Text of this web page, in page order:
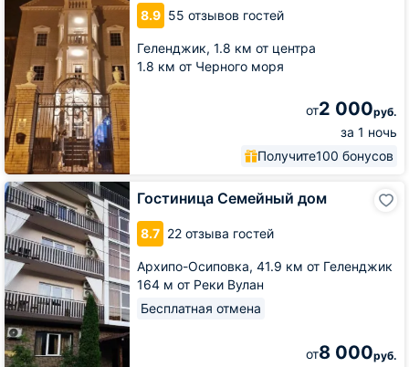
8.9 55 отзывов гостей
Геленджик, 1.8 км от центра
1.8 км от Черного моря
от2 000руб.
за 1 ночь
Получите100 бонусов
Рублёва
Гостиница Семейный дом
8.7 22 отзыва гостей
Архипо-Осиповка, 41.9 км от Геленджик
164 м от Реки Вулан
Бесплатная отмена
от8 000руб.
Гостиница
Семейный
дом